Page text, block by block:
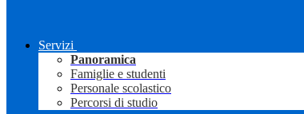
Servizi
Panoramica
Famiglie e studenti
Personale scolastico
Percorsi di studio